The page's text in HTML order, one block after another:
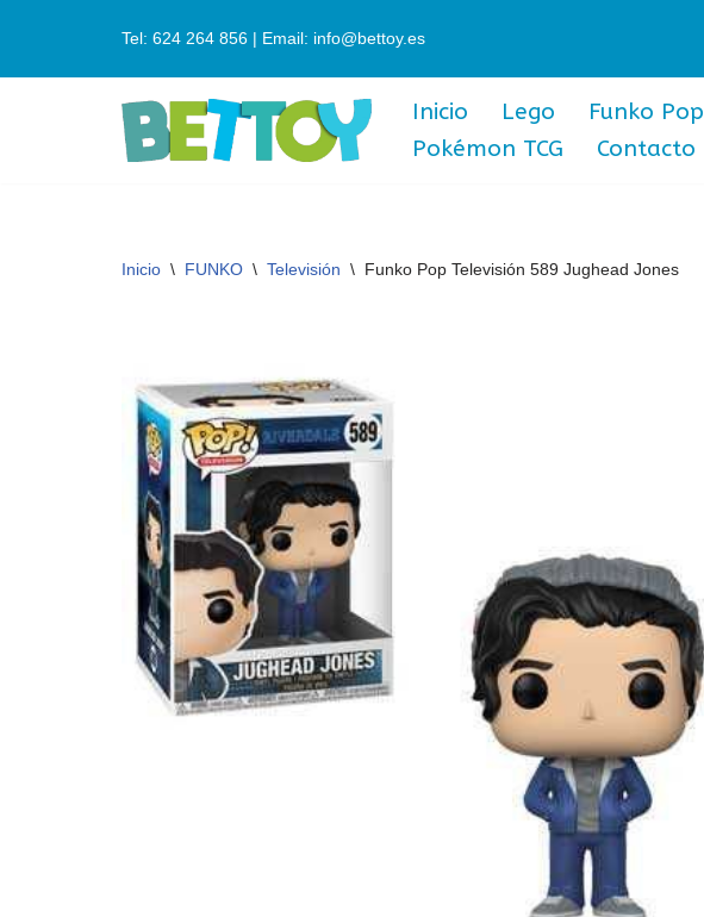
Tel: 624 264 856 | Email: info@bettoy.es
Inicio Lego Funko Pop
Pokémon TCG
Contacto
Inicio \ FUNKO \ Televisión \ Funko Pop Televisión 589 Jughead Jones